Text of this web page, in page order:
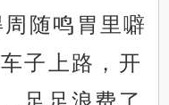
随鸣胃里噼
子上路，开